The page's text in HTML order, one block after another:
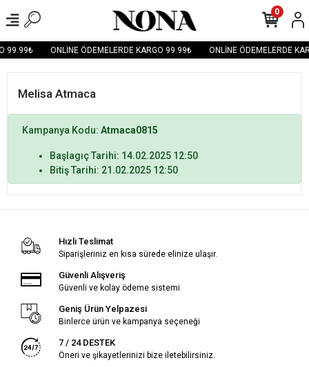
99.99₺ ONLİNE ÖDEMELERDE KARGO 99.99₺ ONLİNE ÖDEMELERDE
0
Melisa Atmaca
Kampanya Kodu: Atmaca0815
Başlagıç Tarihi: 14.02.2025 12:50
Bitiş Tarihi: 21.02.2025 12:50
Hızlı Teslimat
Siparişleriniz en kısa sürede elinize ulaşır.
Güvenli Alışveriş
Güvenli ve kolay ödeme sistemi
Geniş Ürün Yelpazesi
Binlerce ürün ve kampanya seçeneği
7 / 24 DESTEK
Öneri ve şikayetlerinizi bize iletebilirsiniz.